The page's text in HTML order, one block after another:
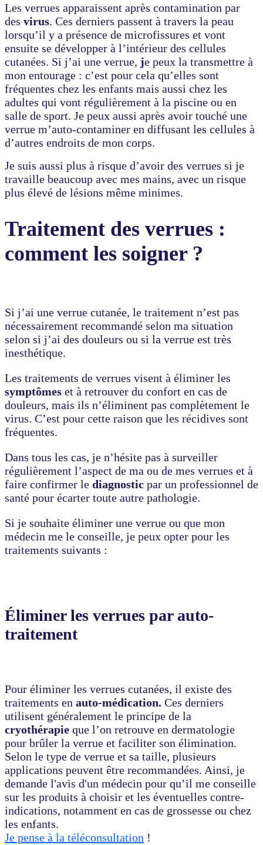
Les verrues apparaissent après contamination par
des virus. Ces derniers passent à travers la peau
lorsqu’il y a présence de microfissures et vont
ensuite se développer à l’intérieur des cellules
cutanées. Si j’ai une verrue, je peux la transmettre à
mon entourage : c’est pour cela qu’elles sont
fréquentes chez les enfants mais aussi chez les
adultes qui vont régulièrement à la piscine ou en
salle de sport. Je peux aussi après avoir touché une
verrue m’auto-contaminer en diffusant les cellules à
d’autres endroits de mon corps.
Je suis aussi plus à risque d’avoir des verrues si je
travaille beaucoup avec mes mains, avec un risque
plus élevé de lésions même minimes.
Traitement des verrues :
comment les soigner ?
Si j’ai une verrue cutanée, le traitement n’est pas
nécessairement recommandé selon ma situation
selon si j’ai des douleurs ou si la verrue est très
inesthétique.
Les traitements de verrues visent à éliminer les
symptômes et à retrouver du confort en cas de
douleurs, mais ils n’éliminent pas complètement le
virus. C’est pour cette raison que les récidives sont
fréquentes.
Dans tous les cas, je n’hésite pas à surveiller
régulièrement l’aspect de ma ou de mes verrues et à
faire confirmer le diagnostic par un professionnel de
santé pour écarter toute autre pathologie.
Si je souhaite éliminer une verrue ou que mon
médecin me le conseille, je peux opter pour les
traitements suivants :
Éliminer les verrues par auto-
traitement
Pour éliminer les verrues cutanées, il existe des
traitements en auto-médication. Ces derniers
utilisent généralement le principe de la
cryothérapie que l’on retrouve en dermatologie
pour brûler la verrue et faciliter son élimination.
Selon le type de verrue et sa taille, plusieurs
applications peuvent être recommandées. Ainsi, je
demande l'avis d'un médecin pour qu’il me conseille
sur les produits à choisir et les éventuelles contre-
indications, notamment en cas de grossesse ou chez
les enfants.
Je pense à la téléconsultation !